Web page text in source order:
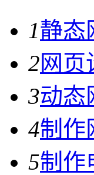
1静态
2网页
3动态
4制作
5制作